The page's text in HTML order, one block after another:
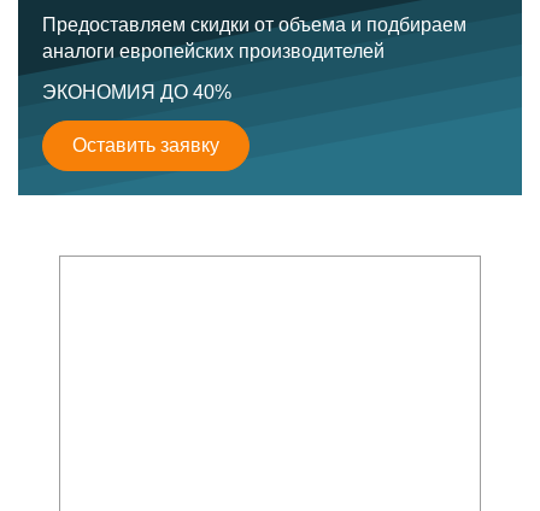
Предоставляем скидки от объема и подбираем
аналоги европейских производителей
ЭКОНОМИЯ ДО 40%
Оставить заявку